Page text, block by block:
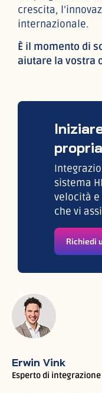
crescita,
internazionale.
È il momento di
aiutare la vostra
sistema
velocità e
che vi
Richiedi
Erwin Vink
Esperto di